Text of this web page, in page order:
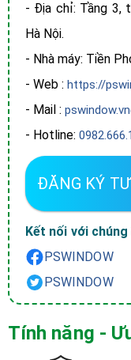
- Địa chỉ: Tầng 3,
Hà Nội.
- Nhà máy: Tiền
- Web : https://
- Mail :
- Hotline:
ĐĂNG KÝ
Kết nối với
PSWINDOW
PSWINDOW
Tính năng -